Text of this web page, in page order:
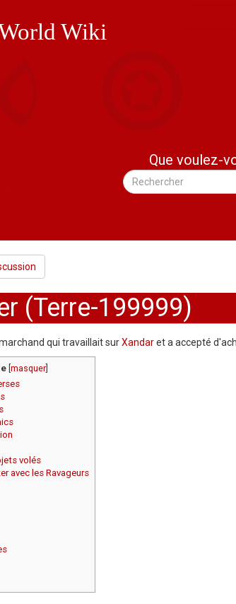
Wiki
Que voulez-
(Terre-199999)
qui travaillait surXandaret a accepté
masquer
volés
avec les Ravageurs